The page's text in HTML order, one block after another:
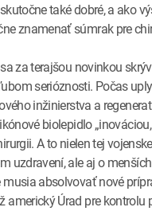
také dobré, a ako
znamenať súmrak pre
za terajšou novinkou
serióznosti. Počas
inžinierstva a
biolepidlo
A to nielen tej
uzdravení, ale aj o
absolvovať nové
Úrad pre